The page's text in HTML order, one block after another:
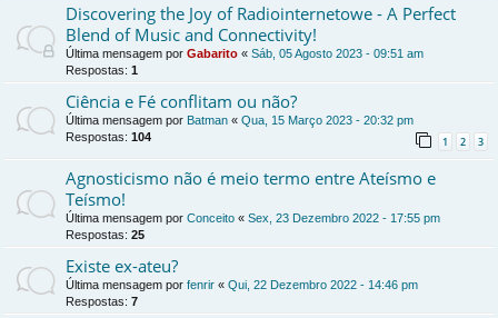
Discovering the Joy of Radiointernetowe - A Perfect
Blend of Music and Connectivity!
Última mensagem por Gabarito « Sáb, 05 Agosto 2023 - 09:51 am
Respostas: 1
Ciência e Fé conflitam ou não?
Última mensagem por Batman « Qua, 15 Março 2023 - 20:32 pm
Respostas: 104 1 2 3
Agnosticismo não é meio termo entre Ateísmo e
Teísmo!
Última mensagem por Conceito « Sex, 23 Dezembro 2022 - 17:55 pm
Respostas: 25
Existe ex-ateu?
Última mensagem por fenrir « Qui, 22 Dezembro 2022 - 14:46 pm
Respostas: 7